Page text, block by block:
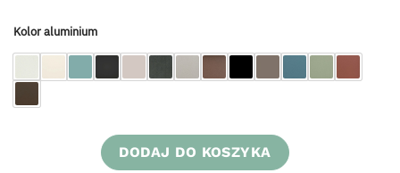
Kolor aluminium
DODAJ DO KOSZYKA